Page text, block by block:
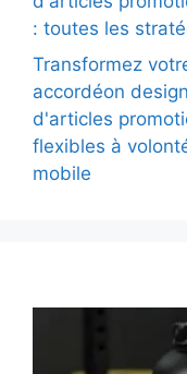
: toutes les
Transformez
accordéon
d'articles
flexibles à
mobile